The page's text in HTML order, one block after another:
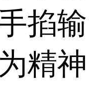
掐输
精神